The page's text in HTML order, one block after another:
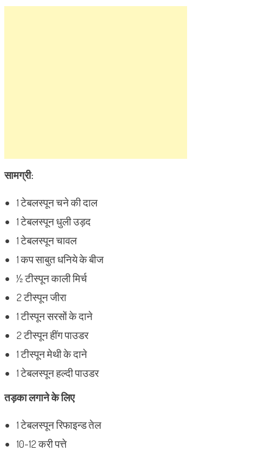
सामग्री:
1 टेबलस्पून चने की दाल
1 टेबलस्पून धुली उड़द
1 टेबलस्पून चावल
1 कप साबुत धनिये के बीज
½ टीस्पून काली मिर्च
2 टीस्पून जीरा
1 टीस्पून सरसों के दाने
2 टीस्पून हींग पाउडर
1 टीस्पून मेथी के दाने
1 टेबलस्पून हल्दी पाउडर
तड़का लगाने के लिए
1 टेबलस्पून रिफाइन्ड तेल
10-12 करी पत्ते